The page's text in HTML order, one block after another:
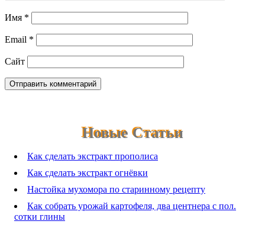
Имя *
Email *
Сайт
Новые Статьи
Как сделать экстракт прополиса
Как сделать экстракт огнёвки
Настойка мухомора по старинному рецепту
Как собрать урожай картофеля, два центнера с пол.
сотки глины